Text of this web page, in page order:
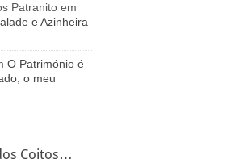
Patranito em
e Azinheira
O Património é
o meu
Coitos…